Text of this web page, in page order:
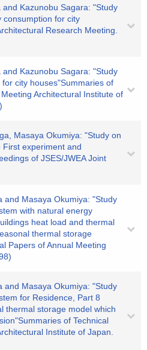
Kazunobu Sagara: "Study
consumption for city
Research Meeting.
Kazunobu Sagara: "Study
city houses"Summaries of
Architectural Institute of
Masaya Okumiya: "Study on
First experiment and
of JSES/JWEA Joint
and Masaya Okumiya: "Study
with natural energy
heat load and thermal
thermal storage
Papers of Annual Meeting
and Masaya Okumiya: "Study
for Residence, Part 8
thermal storage model which
of Technical
Institute of Japan.